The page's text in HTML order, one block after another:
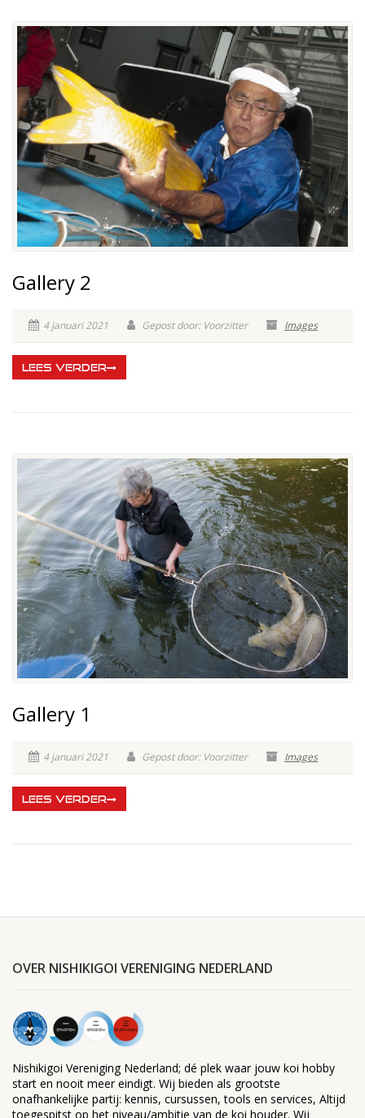
Gallery 2
4 januari 2021 Gepost door: Voorzitter Images
LEES VERDER
Gallery 1
4 januari 2021 Gepost door: Voorzitter Images
LEES VERDER
OVER NISHIKIGOI VERENIGING NEDERLAND
Nishikigoi Vereniging Nederland; dé plek waar jouw koi hobby
start en nooit meer eindigt. Wij bieden als grootste
onafhankelijke partij: kennis, cursussen, tools en services, Altijd
toegespitst op het niveau/ambitie van de koi houder. Wij